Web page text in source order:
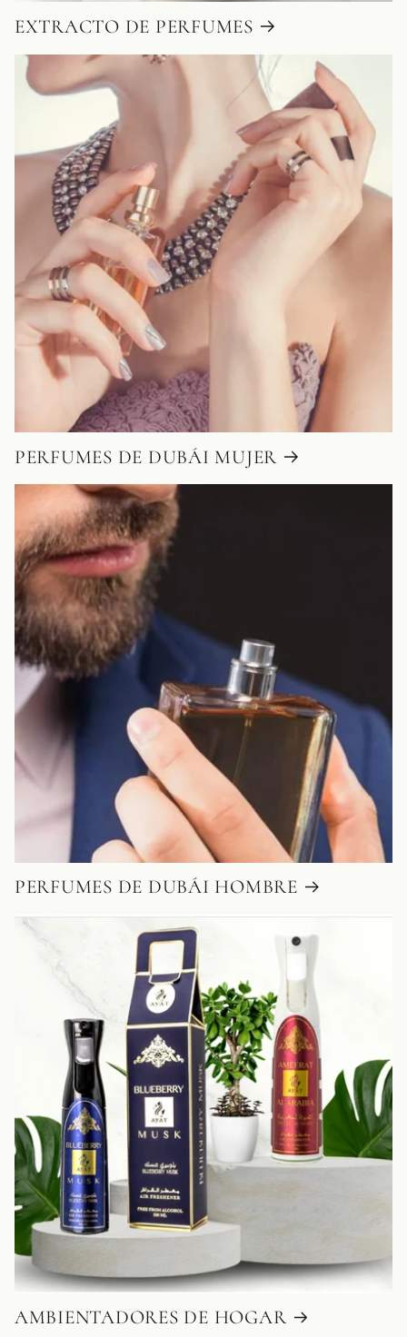
EXTRACTO DE PERFUMES
PERFUMES DE DUBÁI MUJER
PERFUMES DE DUBÁI HOMBRE
AMBIENTADORES DE HOGAR